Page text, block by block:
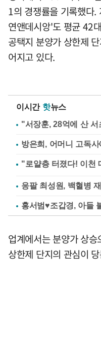
1의 경쟁률을 기록했다
연앤데시앙'도 평균 42
공택지 분양가 상한제
어지고 있다.
이시간 핫뉴스
"서장훈, 28억에 산
방은희, 어머니 고독
응팔 최성원, 백혈병
홍서범♥조갑경, 아들
업계에서는 분양가 상
상한제 단지의 관심이